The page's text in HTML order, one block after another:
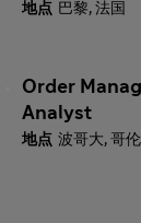
巴黎, 法国
Order
Analyst
波哥大, 哥